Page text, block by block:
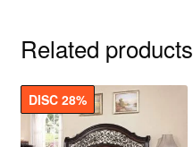
Related products
DISC 28%